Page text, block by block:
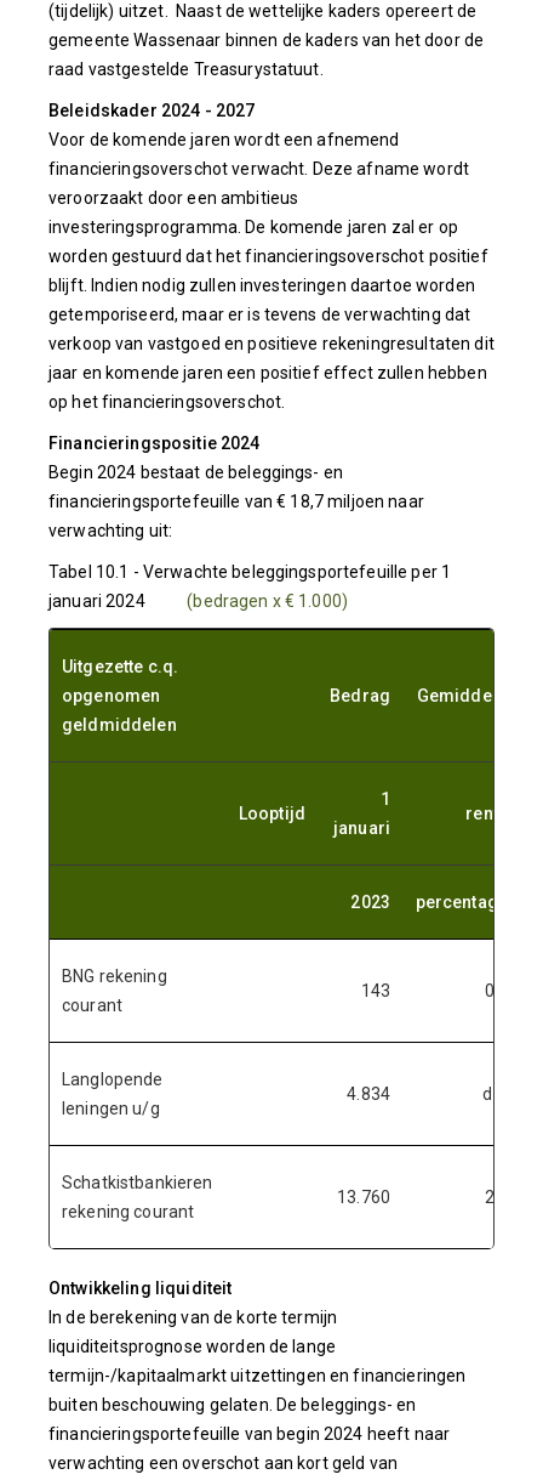
(tijdelijk) uitzet. Naast de wettelijke kaders opereert de
gemeente Wassenaar binnen de kaders van het door de
raad vastgestelde Treasurystatuut.
Beleidskader 2024 - 2027
Voor de komende jaren wordt een afnemend
financieringsoverschot verwacht. Deze afname wordt
veroorzaakt door een ambitieus
investeringsprogramma. De komende jaren zal er op
worden gestuurd dat het financieringsoverschot positief
blijft. Indien nodig zullen investeringen daartoe worden
getemporiseerd, maar er is tevens de verwachting dat
verkoop van vastgoed en positieve rekeningresultaten dit
jaar en komende jaren een positief effect zullen hebben
op het financieringsoverschot.
Financieringspositie 2024
Begin 2024 bestaat de beleggings- en
financieringsportefeuille van € 18,7 miljoen naar
verwachting uit:
Tabel 10.1 - Verwachte beleggingsportefeuille per 1
januari 2024(bedragen x € 1.000)
Uitgezette c.q.
opgenomen
geldmiddelen
Bedrag Gemiddeld
Looptijd
1
januari
rente
2023 percentage
BNG rekening
courant
143 0,0
Langlopende
leningen u/g
4.834 div.
Schatkistbankieren
rekening courant
13.760 2,5
Ontwikkeling liquiditeit
In de berekening van de korte termijn
liquiditeitsprognose worden de lange
termijn-/kapitaalmarkt uitzettingen en financieringen
buiten beschouwing gelaten. De beleggings- en
financieringsportefeuille van begin 2024 heeft naar
verwachting een overschot aan kort geld van